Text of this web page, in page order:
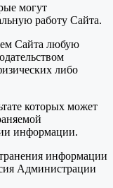
могут
работу Сайта.
Сайта любую
либо
которых может
информации.
информации
Администрации